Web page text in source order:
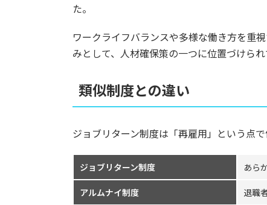
た。
ワークライフバランスや多様な働き方を重
みとして、人材確保策の一つに位置づけられ
類似制度との違い
ジョブリターン制度は「再雇用」という点
ジョブリターン制度 あら
アルムナイ制度 退職